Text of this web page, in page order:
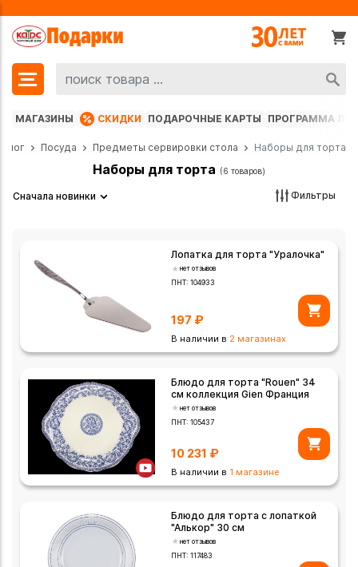
МАГАЗИНЫ СКИДКИ ПОДАРОЧНЫЕ КАРТЫ ПРОГРАММА
Посуда Предметы сервировки стола Наборы для торта
Наборы для торта (6 товаров)
Сначала новинки Фильтры
Лопатка для торта "Уралочка"
нет отзывов
ПНТ:104933
197 ₽
В наличии в 2 магазинах
Блюдо для торта "Rouen" 34
см коллекция Gien Франция
нет отзывов
ПНТ:105437
10 231 ₽
В наличии в 1 магазине
Блюдо для торта с лопаткой
"Алькор" 30 см
нет отзывов
ПНТ:117483